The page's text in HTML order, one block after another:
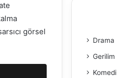
görsel
Drama
Gerilim
Komedi